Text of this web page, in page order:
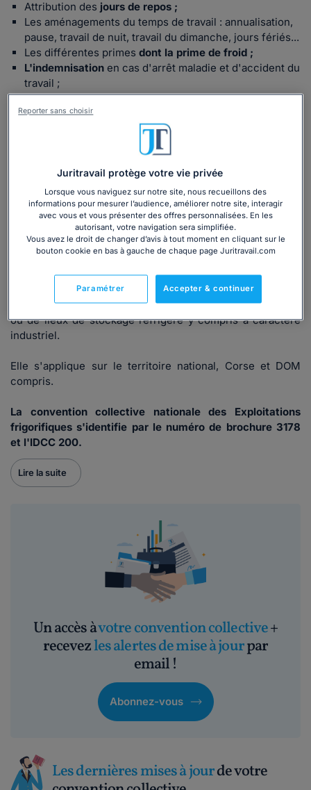
Attribution des jours de repos ;
Les aménagements du temps de travail : annualisation,
pause, travail de nuit, travail du dimanche, jours fériés...
Les différentes primes dont la prime de froid ;
L'indemnisation en cas d'arrêt maladie et d'accident du
travail ;
Retrouvez tous les avantages spécifiques à votre
Champ d'applicationde la convention
collective
La convention collective des exploitations frigorifiques
(brochure JO n°3178) concerne les entreprises dont
l'activité principale ou exclusive est l'exploitation pour
compte de tiers d'installations d'entreposage frigorifique
ou de lieux de stockage réfrigéré y compris à caractère
industriel.
Elle s'applique sur le territoire national, Corse et DOM
compris.
La convention collective nationale des Exploitations
frigorifiques s'identifie par le numéro de brochure 3178
et l'IDCC 200.
Lire la suite
Un accès àvotre convention collective+
recevezles alertes de mise à jourpar
email !
Abonnez-vous
Les dernières mises à jourde votre
Juritravail protège votre vie privée
Lorsque vous naviguez sur notre site, nous recueillons des
informations pour mesurer l’audience, améliorer notre site, interagir
avec vous et vous présenter des offres personnalisées. En les
autorisant, votre navigation sera simplifiée.
Vous avez le droit de changer d’avis à tout moment en cliquant sur le
bouton cookie en bas à gauche de chaque page Juritravail.com
Accepter & continuer
Paramétrer
Reporter sans choisir